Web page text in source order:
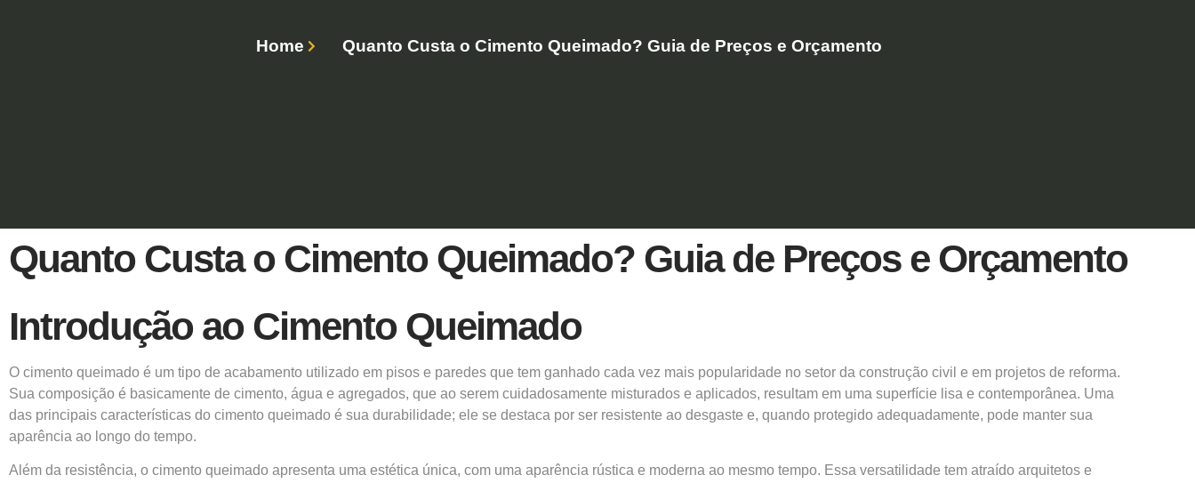
Home Quanto Custa o Cimento Queimado? Guia de Preços e Orçamento
Quanto Custa o Cimento Queimado? Guia de Preços e Orçamento
Introdução ao Cimento Queimado
O cimento queimado é um tipo de acabamento utilizado em pisos e paredes que tem ganhado cada vez mais popularidade no setor da construção civil e em projetos de reforma.
Sua composição é basicamente de cimento, água e agregados, que ao serem cuidadosamente misturados e aplicados, resultam em uma superfície lisa e contemporânea. Uma
das principais características do cimento queimado é sua durabilidade; ele se destaca por ser resistente ao desgaste e, quando protegido adequadamente, pode manter sua
aparência ao longo do tempo.
Além da resistência, o cimento queimado apresenta uma estética única, com uma aparência rústica e moderna ao mesmo tempo. Essa versatilidade tem atraído arquitetos e